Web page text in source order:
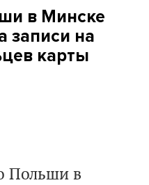
в Минске
записи на
карты
Польши в